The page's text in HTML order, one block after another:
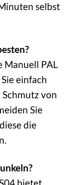
selbst
Manuell PAL
einfach
von
Sie
die